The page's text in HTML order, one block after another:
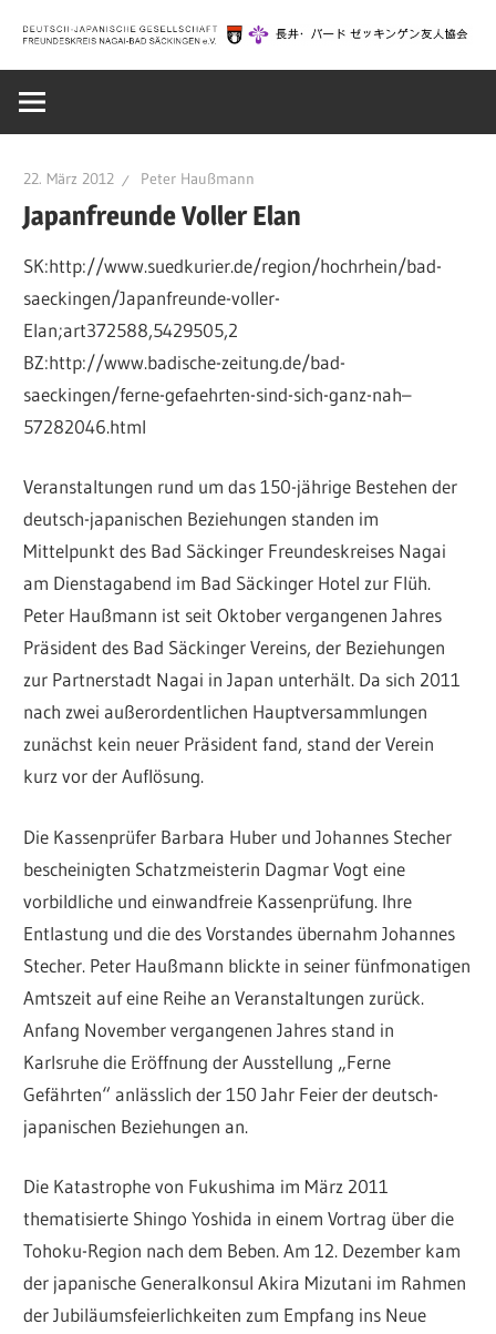
Inhalt
Deutsch-
Japanische
Gesellschaft
Bad
Säckingen
Freundeskreis
Nagai
22. März 2012 Peter Haußmann
Japanfreunde Voller Elan
SK:http://www.suedkurier.de/region/hochrhein/bad-
saeckingen/Japanfreunde-voller-
Elan;art372588,5429505,2
BZ:http://www.badische-zeitung.de/bad-
saeckingen/ferne-gefaehrten-sind-sich-ganz-nah–
57282046.html
Veranstaltungen rund um das 150-jährige Bestehen der
deutsch-japanischen Beziehungen standen im
Mittelpunkt des Bad Säckinger Freundeskreises Nagai
am Dienstagabend im Bad Säckinger Hotel zur Flüh.
Peter Haußmann ist seit Oktober vergangenen Jahres
Präsident des Bad Säckinger Vereins, der Beziehungen
zur Partnerstadt Nagai in Japan unterhält. Da sich 2011
nach zwei außerordentlichen Hauptversammlungen
zunächst kein neuer Präsident fand, stand der Verein
kurz vor der Auflösung.
Die Kassenprüfer Barbara Huber und Johannes Stecher
bescheinigten Schatzmeisterin Dagmar Vogt eine
vorbildliche und einwandfreie Kassenprüfung. Ihre
Entlastung und die des Vorstandes übernahm Johannes
Stecher. Peter Haußmann blickte in seiner fünfmonatigen
Amtszeit auf eine Reihe an Veranstaltungen zurück.
Anfang November vergangenen Jahres stand in
Karlsruhe die Eröffnung der Ausstellung „Ferne
Gefährten“ anlässlich der 150 Jahr Feier der deutsch-
japanischen Beziehungen an.
Die Katastrophe von Fukushima im März 2011
thematisierte Shingo Yoshida in einem Vortrag über die
Tohoku-Region nach dem Beben. Am 12. Dezember kam
der japanische Generalkonsul Akira Mizutani im Rahmen
der Jubiläumsfeierlichkeiten zum Empfang ins Neue